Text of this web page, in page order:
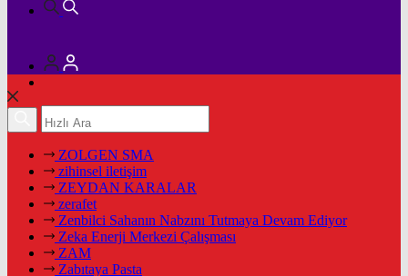
ZOLGEN SMA
zihinsel iletişim
ZEYDAN KARALAR
zerafet
Zenbilci Sahanın Nabzını Tutmaya Devam Ediyor
Zeka Enerji Merkezi Çalışması
ZAM
Zabıtaya Pasta